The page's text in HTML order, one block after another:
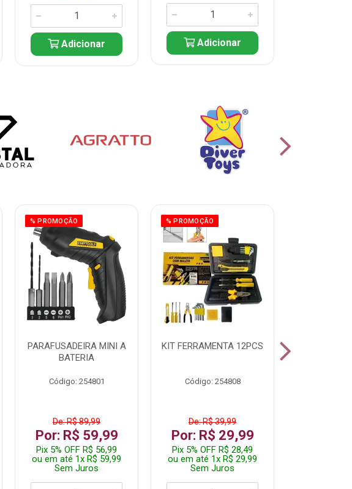
Adicionar Adicionar
% PROMOÇÃO
PARAFUSADEIRA MINI A
BATERIA
Código: 254801
De: R$ 89,99
Por: R$ 59,99
Pix 5% OFF R$ 56,99
ou em até 1x R$ 59,99
Sem Juros
% PROMOÇÃO
KIT FERRAMENTA 12PCS
Código: 254808
De: R$ 39,99
Por: R$ 29,99
Pix 5% OFF R$ 28,49
ou em até 1x R$ 29,99
Sem Juros